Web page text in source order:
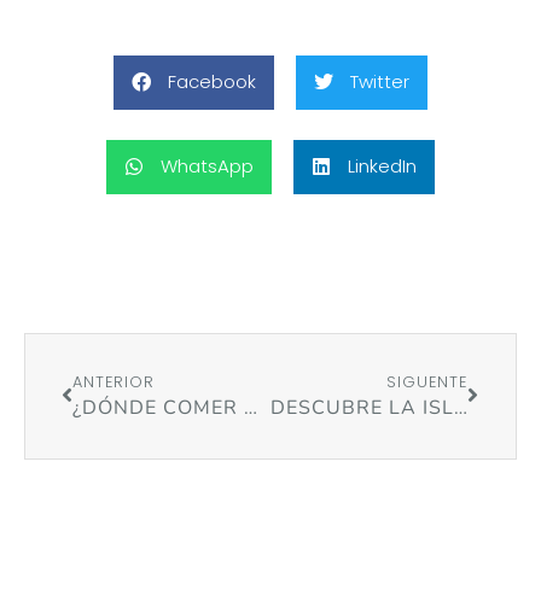
Facebook Twitter
WhatsApp LinkedIn
ANTERIOR
¿DÓNDE COMER MARISCO EN O GROVE? RECOMENDACIONES
SIGUENTE
DESCUBRE LA ISLA DE A TOXA (O GROVE)